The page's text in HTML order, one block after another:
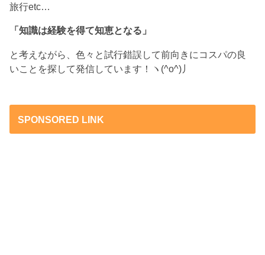
旅行etc…
「知識は経験を得て知恵となる」
と考えながら、色々と試行錯誤して前向きにコスパの良
いことを探して発信しています！ヽ(^o^)丿
SPONSORED LINK